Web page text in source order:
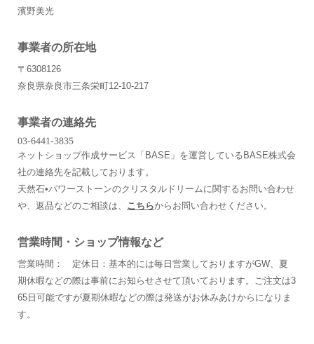
濱野美光
事業者の所在地
〒6308126
奈良県奈良市三条栄町12-10-217
事業者の連絡先
ネットショップ作成サービス「BASE」を運営しているBASE株式会
社の連絡先を記載しております。
天然石•パワーストーンのクリスタルドリームに関するお問い合わせ
や、返品などのご相談は、 こちらからお問い合わせください。
営業時間・ショップ情報など
営業時間： 定休日：基本的には毎日営業しておりますがGW、夏
期休暇などの際は事前にお知らせさせて頂いております。ご注文は3
65日可能ですが夏期休暇などの際は発送がお休みあけからになりま
す。